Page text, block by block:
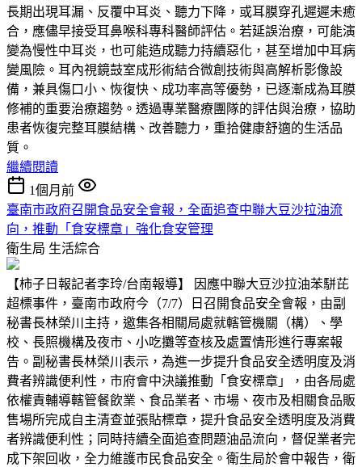
長期出現耳漏、反覆中耳炎、聽力下降，或耳膜穿孔遲遲未癒
合，應儘早接受耳鼻喉科專科醫師評估。若延誤治療，可能演
變為慢性中耳炎，也可能造成聽力持續惡化，甚至增加中耳病
變風險。耳內視鏡鼓室成形術結合微創技術與高解析影像設
備，兼具傷口小、恢復快、成功率高等優勢，已逐漸成為耳膜
修補的重要治療趨勢。透過專業醫療團隊的評估與治療，協助
患者恢復完整耳膜結構、改善聽力，重拾健康舒適的生活品
質。
繼續閱讀
1個月前
臺南市政府召開食品安全會報，全面追查中聯大豆沙拉油流
向，推動「食安標章」強化食安管理
衛生局 生活綜合
【柿子日報記者李玲/台南報導】 因應中聯大豆沙拉油苯駢芘
超標事件，臺南市政府今（7/7）日召開食品安全會報，由副
秘書長林榮川主持，邀集各相關局處就轄管機關（構）、學
校、長照機構及夜市、小吃攤等查核及處置情形進行專案報
告。副秘書長林榮川表示，為進一步提升食品安全透明度及消
費者辨識便利性，市府會中決議推動「食安標章」，由各局處
依權責輔導轄管餐飲業、食品業者、市場、夜市及相關食品販
售場所完成自主清查並張貼標章，提升食品安全透明度及消費
者辨識便利性；同時持續全面追查問題油品流向，督促業者完
成下架回收，全力維護市民食品安全。衛生局於會中報告，衛